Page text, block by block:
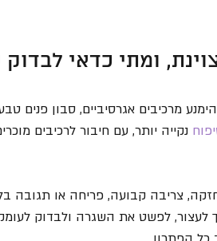
ומתי כדאי לבדוק
מרכיבים אגרסיביים, סבון פנים
נקייה יותר, עם חיבור לרכיבים
צריבה קבועה, פריחה או תגובה
לעצור, לפשט את השגרה ולבדוק